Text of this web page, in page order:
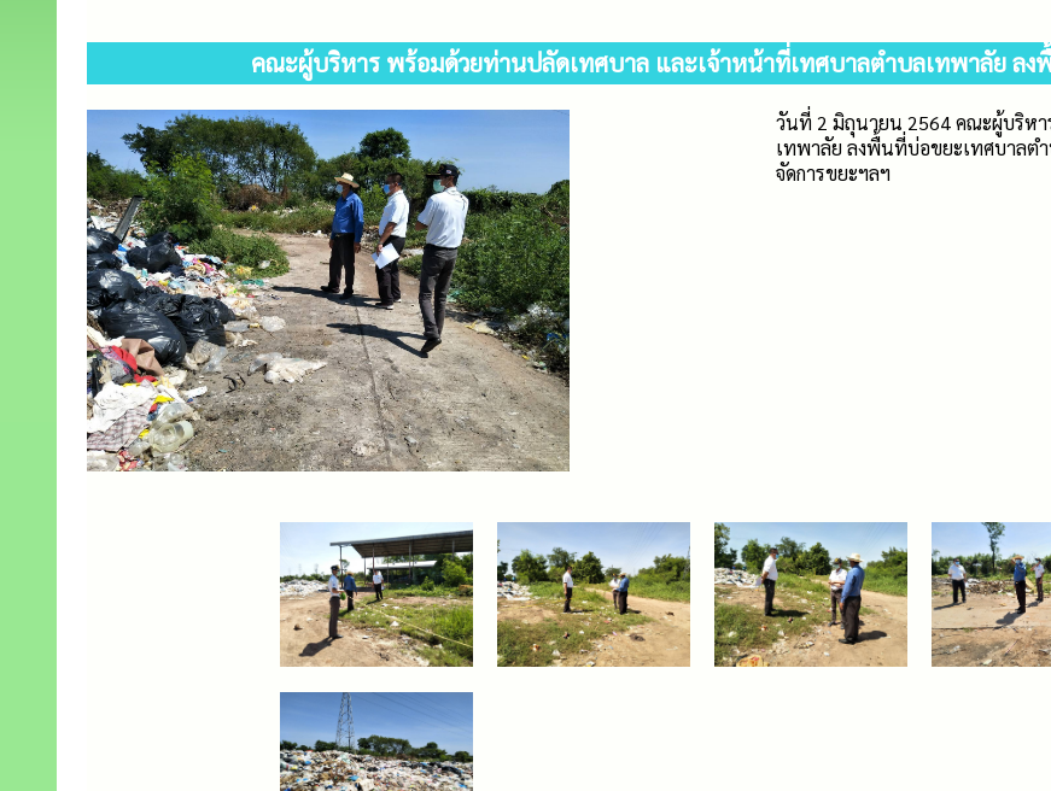
คณะผู้บริหาร พร้อมด้วยท่านปลัดเทศบาล และเจ้าหน้าที่เทศบาลตำบลเทพาลัย ล
วันที่ 2 มิถุนายน 2564 คณะผู้บริห
เทพาลัย ลงพื้นที่บ่อขยะเทศบาลต
จัดการขยะฯลฯ